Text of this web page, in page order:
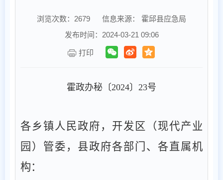
浏览次数： 2679
信息来源： 霍邱县应急局
发布时间：2024-03-21 09:06
打印
霍政办秘〔2024〕 23号
各乡镇人民政府，开发区（现代产业
园）管委，县政府各部门、各直属机
构：